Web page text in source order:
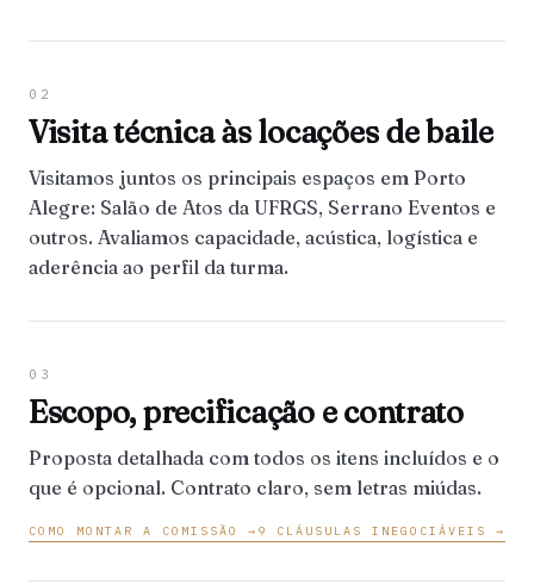
02
Visita técnica às locações de baile
Visitamos juntos os principais espaços em Porto
Alegre: Salão de Atos da UFRGS, Serrano Eventos e
outros. Avaliamos capacidade, acústica, logística e
aderência ao perfil da turma.
03
Escopo, precificação e contrato
Proposta detalhada com todos os itens incluídos e o
que é opcional. Contrato claro, sem letras miúdas.
COMO MONTAR A COMISSÃO → 9 CLÁUSULAS INEGOCIÁVEIS →